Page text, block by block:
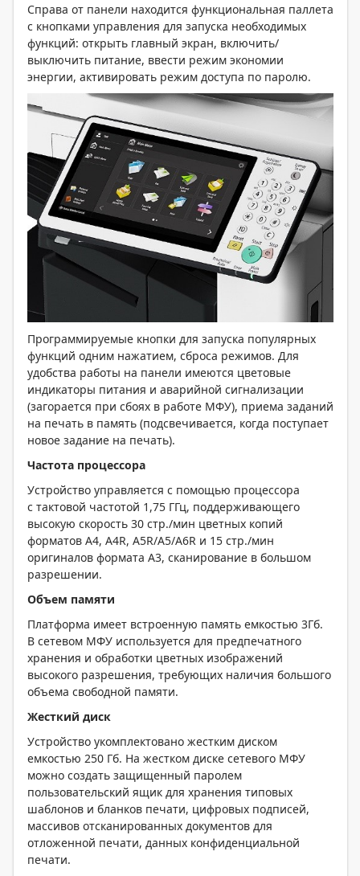
Справа от панели находится функциональная паллета
с кнопками управления для запуска необходимых
функций: открыть главный экран, включить/
выключить питание, ввести режим экономии
энергии, активировать режим доступа по паролю.
Программируемые кнопки для запуска популярных
функций одним нажатием, сброса режимов. Для
удобства работы на панели имеются цветовые
индикаторы питания и аварийной сигнализации
(загорается при сбоях в работе МФУ), приема заданий
на печать в память (подсвечивается, когда поступает
новое задание на печать).
Частота процессора
Устройство управляется с помощью процессора
с тактовой частотой 1,75 ГГц, поддерживающего
высокую скорость 30 стр./мин цветных копий
форматов А4, A4R, A5R/A5/A6R и 15 стр./мин
оригиналов формата А3, сканирование в большом
разрешении.
Объем памяти
Платформа имеет встроенную память емкостью 3Гб.
В сетевом МФУ используется для предпечатного
хранения и обработки цветных изображений
высокого разрешения, требующих наличия большого
объема свободной памяти.
Жесткий диск
Устройство укомплектовано жестким диском
емкостью 250 Гб. На жестком диске сетевого МФУ
можно создать защищенный паролем
пользовательский ящик для хранения типовых
шаблонов и бланков печати, цифровых подписей,
массивов отсканированных документов для
отложенной печати, данных конфиденциальной
печати.